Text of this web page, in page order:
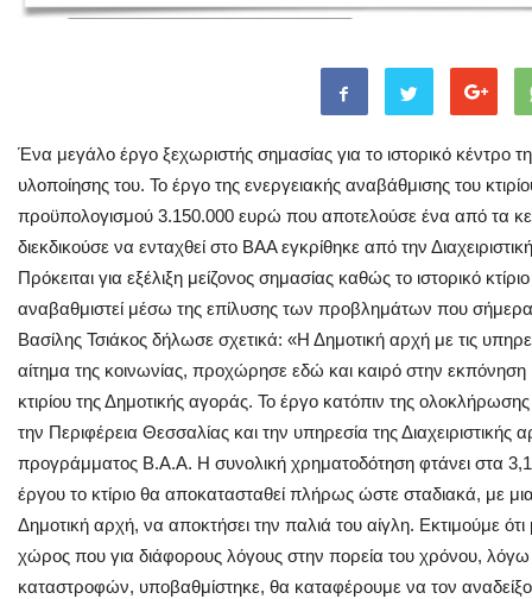
Ένα μεγάλο έργο ξεχωριστής σημασίας για το ιστορικό κέντρο
υλοποίησης του. Το έργο της ενεργειακής αναβάθμισης του
προϋπολογισμού 3.150.000 ευρώ που αποτελούσε ένα από τα
διεκδικούσε να ενταχθεί στο ΒΑΑ εγκρίθηκε από την
Πρόκειται για εξέλιξη μείζονος σημασίας καθώς το ιστορικό
αναβαθμιστεί μέσω της επίλυσης των προβλημάτων που
Βασίλης Τσιάκος δήλωσε σχετικά: «Η Δημοτική αρχή με τις
αίτημα της κοινωνίας, προχώρησε εδώ και καιρό στην εκπόνηση
κτιρίου της Δημοτικής αγοράς. Το έργο κατόπιν της
την Περιφέρεια Θεσσαλίας και την υπηρεσία της
προγράμματος Β.Α.Α. Η συνολική χρηματοδότηση φτάνει στα
έργου το κτίριο θα αποκατασταθεί πλήρως ώστε σταδιακά, με
Δημοτική αρχή, να αποκτήσει την παλιά του αίγλη. Εκτιμούμε
χώρος που για διάφορους λόγους στην πορεία του χρόνου,
καταστροφών, υποβαθμίστηκε, θα καταφέρουμε να τον